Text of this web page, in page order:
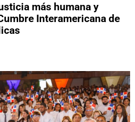
más humana y
Interamericana de